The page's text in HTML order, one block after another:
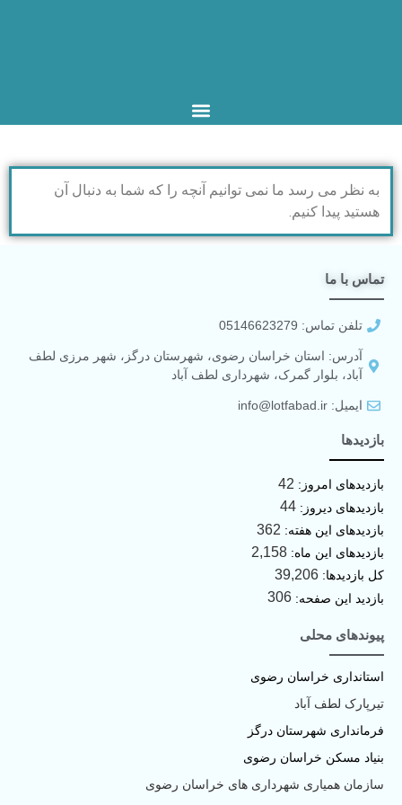
به نظر می رسد ما نمی توانیم آنچه را که شما به دنبال آن
هستید پیدا کنیم.
پیوندهای محلی
استانداری خراسان رضوی
تیرپارک لطف آباد
فرمانداری شهرستان درگز
بنیاد مسکن خراسان رضوی
سازمان همیاری شهرداری های خراسان رضوی
بازدیدها
بازدیدهای امروز: 42
بازدیدهای دیروز: 44
بازدیدهای این هفته: 362
بازدیدهای این ماه: 2,158
کل بازدیدها: 39,206
بازدید این صفحه: 306
تماس با ما
تلفن تماس: 05146623279
آدرس: استان خراسان رضوی، شهرستان درگز، شهر مرزی لطف
آباد، بلوار گمرک، شهرداری لطف آباد
ایمیل: info@lotfabad.ir